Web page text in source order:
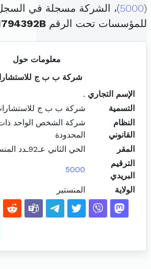
(
5000)، الشركة مسجلة في
للمؤسسات تحت الرقم
معلومات حول
شركة ب ب ج
الإسم التجاري .
التسمية
شركة ب ب ج
النظام
القانوني
شركة الشخص الواحد
المحدودة
المقر
الحي الثاني عـ92ـدد المنستير
الترقيم
البريدي
5000
الولاية المنستير